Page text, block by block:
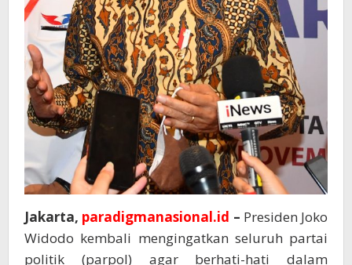
Jakarta, paradigmanasional.id – Presiden Joko
Widodo kembali mengingatkan seluruh partai
politik (parpol) agar berhati-hati dalam